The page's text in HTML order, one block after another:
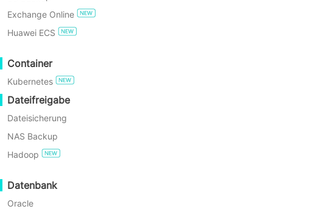
JETZT KOSTENLOS TESTEN
Exchange Online
Huawei ECS
Container
Kubernetes
Dateifreigabe
Dateisicherung
NAS Backup
Hadoop
Datenbank
Oracle
3 Min
Wie migrieren Sie virtuelle Maschinen auf einfache Weise